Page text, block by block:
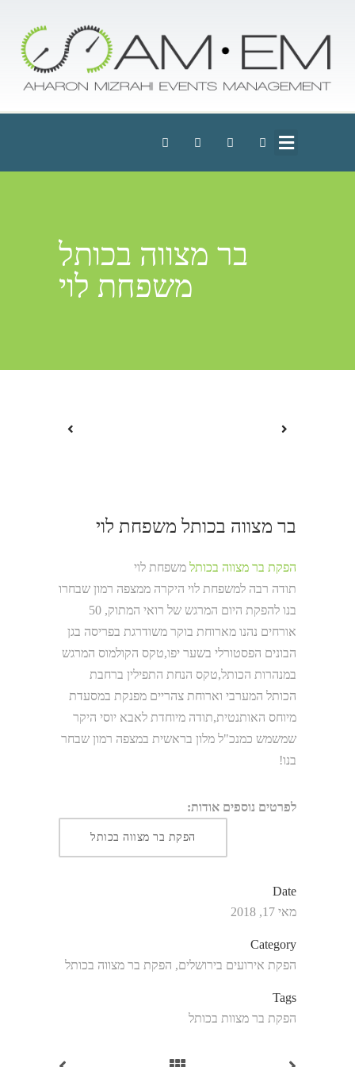
בר מצווה בכותל
משפחת לוי
בר מצווה בכותל משפחת לוי
הפקת בר מצווה בכותל משפחת לוי
תודה רבה למשפחת לוי היקרה ממצפה רמון שבחרו
בנו להפקת היום המרגש של רואי המתוק, 50
אורחים נהנו מארוחת בוקר משודרגת בפריסה בגן
הבונים הפסטורלי בשער יפו,טקס הקולמוס המרגש
במנהרות הכותל,טקס הנחת התפילין ברחבת
הכותל המערבי וארוחת צהריים מפנקת במסעדת
מיוחס האותנטית,תודה מיוחדת לאבא יוסי היקר
שמשמש כמנכ"ל מלון בראשית במצפה רמון שבחר
בנו!
לפרטים נוספים אודות:
הפקת בר מצווה בכותל
Date
מאי 17, 2018
Category
הפקת אירועים בירושלים, הפקת בר מצווה בכותל
Tags
הפקת בר מצוות בכותל